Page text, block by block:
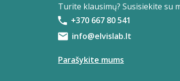
Turite klausimų? Susisiekite su
+370 667 80 541
info@elvislab.lt
Parašykite mums